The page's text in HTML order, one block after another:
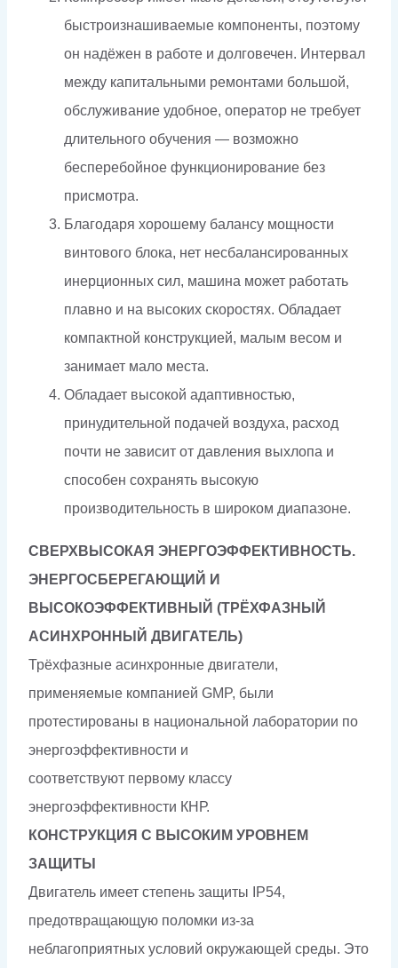
быстроизнашиваемые компоненты, поэтому
он надёжен в работе и долговечен. Интервал
между капитальными ремонтами большой,
обслуживание удобное, оператор не требует
длительного обучения — возможно
бесперебойное функционирование без
присмотра.
Благодаря хорошему балансу мощности
винтового блока, нет несбалансированных
инерционных сил, машина может работать
плавно и на высоких скоростях. Обладает
компактной конструкцией, малым весом и
занимает мало места.
Обладает высокой адаптивностью,
принудительной подачей воздуха, расход
почти не зависит от давления выхлопа и
способен сохранять высокую
производительность в широком диапазоне.
СВЕРХВЫСОКАЯ ЭНЕРГОЭФФЕКТИВНОСТЬ.
ЭНЕРГОСБЕРЕГАЮЩИЙ И
ВЫСОКОЭФФЕКТИВНЫЙ (ТРЁХФАЗНЫЙ
АСИНХРОННЫЙ ДВИГАТЕЛЬ)
Трёхфазные асинхронные двигатели,
применяемые компанией GMP, были
протестированы в национальной лаборатории по
энергоэффективности и
соответствуют первому классу
энергоэффективности КНР.
КОНСТРУКЦИЯ С ВЫСОКИМ УРОВНЕМ
ЗАЩИТЫ
Двигатель имеет степень защиты IP54,
предотвращающую поломки из-за
неблагоприятных условий окружающей среды. Это